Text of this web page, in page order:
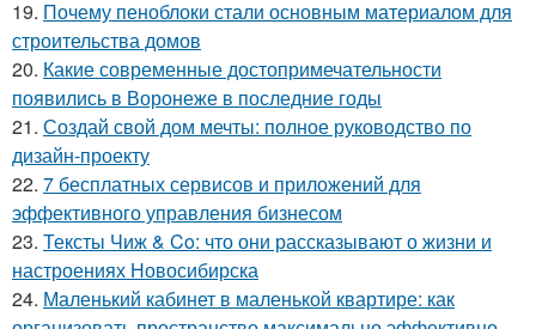
19. Почему пеноблоки стали основным материалом для
строительства домов
20. Какие современные достопримечательности
появились в Воронеже в последние годы
21. Создай свой дом мечты: полное руководство по
дизайн-проекту
22. 7 бесплатных сервисов и приложений для
эффективного управления бизнесом
23. Тексты Чиж & Co: что они рассказывают о жизни и
настроениях Новосибирска
24. Маленький кабинет в маленькой квартире: как